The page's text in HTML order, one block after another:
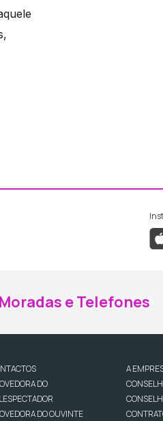
ao Facebook da
ao Instagram
Moradas e Telefones
DO
DO OUVINTE
A